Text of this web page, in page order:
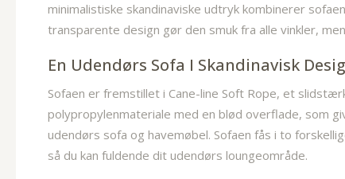
minimalistiske skandinaviske udtryk kombinerer
transparente design gør den smuk fra alle vinkler,
En Udendørs Sofa I Skandinavisk
Sofaen er fremstillet i Cane-line Soft Rope, et
polypropylenmateriale med en blød overflade, som
udendørs sofa og havemøbel. Sofaen fås i to
så du kan fuldende dit udendørs loungeområde.